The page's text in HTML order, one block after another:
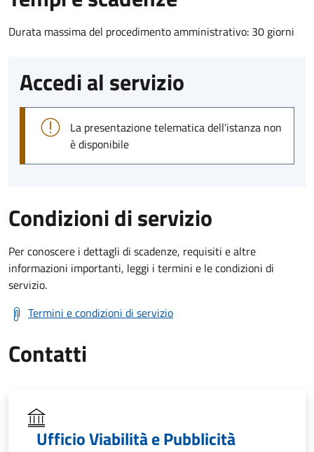
Durata massima del procedimento amministrativo: 30 giorni
Accedi al servizio
La presentazione telematica dell'istanza non
è disponibile
Condizioni di servizio
Per conoscere i dettagli di scadenze, requisiti e altre
informazioni importanti, leggi i termini e le condizioni di
servizio.
Termini e condizioni di servizio
Contatti
Ufficio Viabilità e Pubblicità